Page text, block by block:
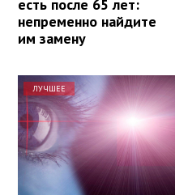
есть после 65 лет:
непременно найдите
им замену
ЛУЧШЕЕ